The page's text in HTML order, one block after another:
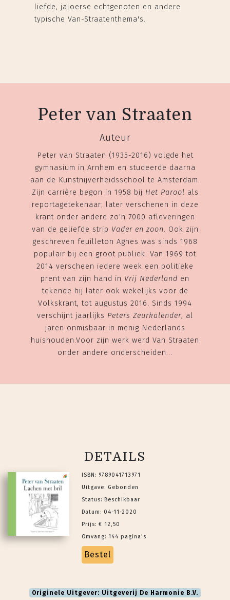
liefde, jaloerse echtgenoten en andere
typische Van-Straatenthema's.
Peter van Straaten
Auteur
Peter van Straaten (1935-2016) volgde het
gymnasium in Arnhem en studeerde daarna
aan de Kunstnijverheidsschool te Amsterdam.
Zijn carrière begon in 1958 bij Het Parool als
reportagetekenaar; later verschenen in deze
krant onder andere zo'n 7000 afleveringen
van de geliefde strip Vader en zoon. Ook zijn
geschreven feuilleton Agnes was sinds 1968
populair bij een groot publiek. Van 1969 tot
2014 verscheen iedere week een politieke
prent van zijn hand in Vrij Nederland en
tekende hij later ook wekelijks voor de
Volkskrant, tot augustus 2016. Sinds 1994
verschijnt jaarlijks Peters Zeurkalender, al
jaren onmisbaar in menig Nederlands
huishouden.Voor zijn werk werd Van Straaten
onder andere onderscheiden...
DETAILS
ISBN: 9789041713971
Uitgave: Gebonden
Status: Beschikbaar
Datum: 04-11-2020
Prijs: € 12,50
Omvang: 144 pagina's
Bestel
Originele Uitgever: Uitgeverij De Harmonie B.V.